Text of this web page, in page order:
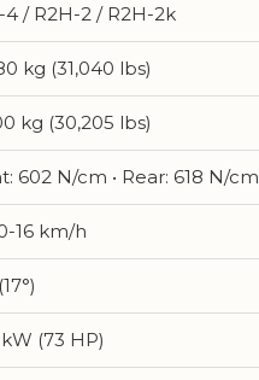
4 / R2H-2 / R2H-2k
kg (31,040 lbs)
kg (30,205 lbs)
602 N/cm • Rear: 618 N/cm
16 km/h
(73 HP)